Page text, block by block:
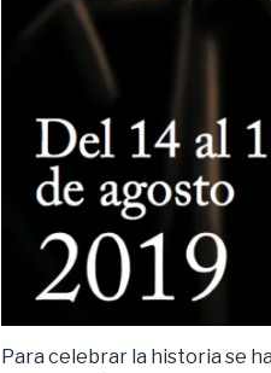
Para celebrar la historia se